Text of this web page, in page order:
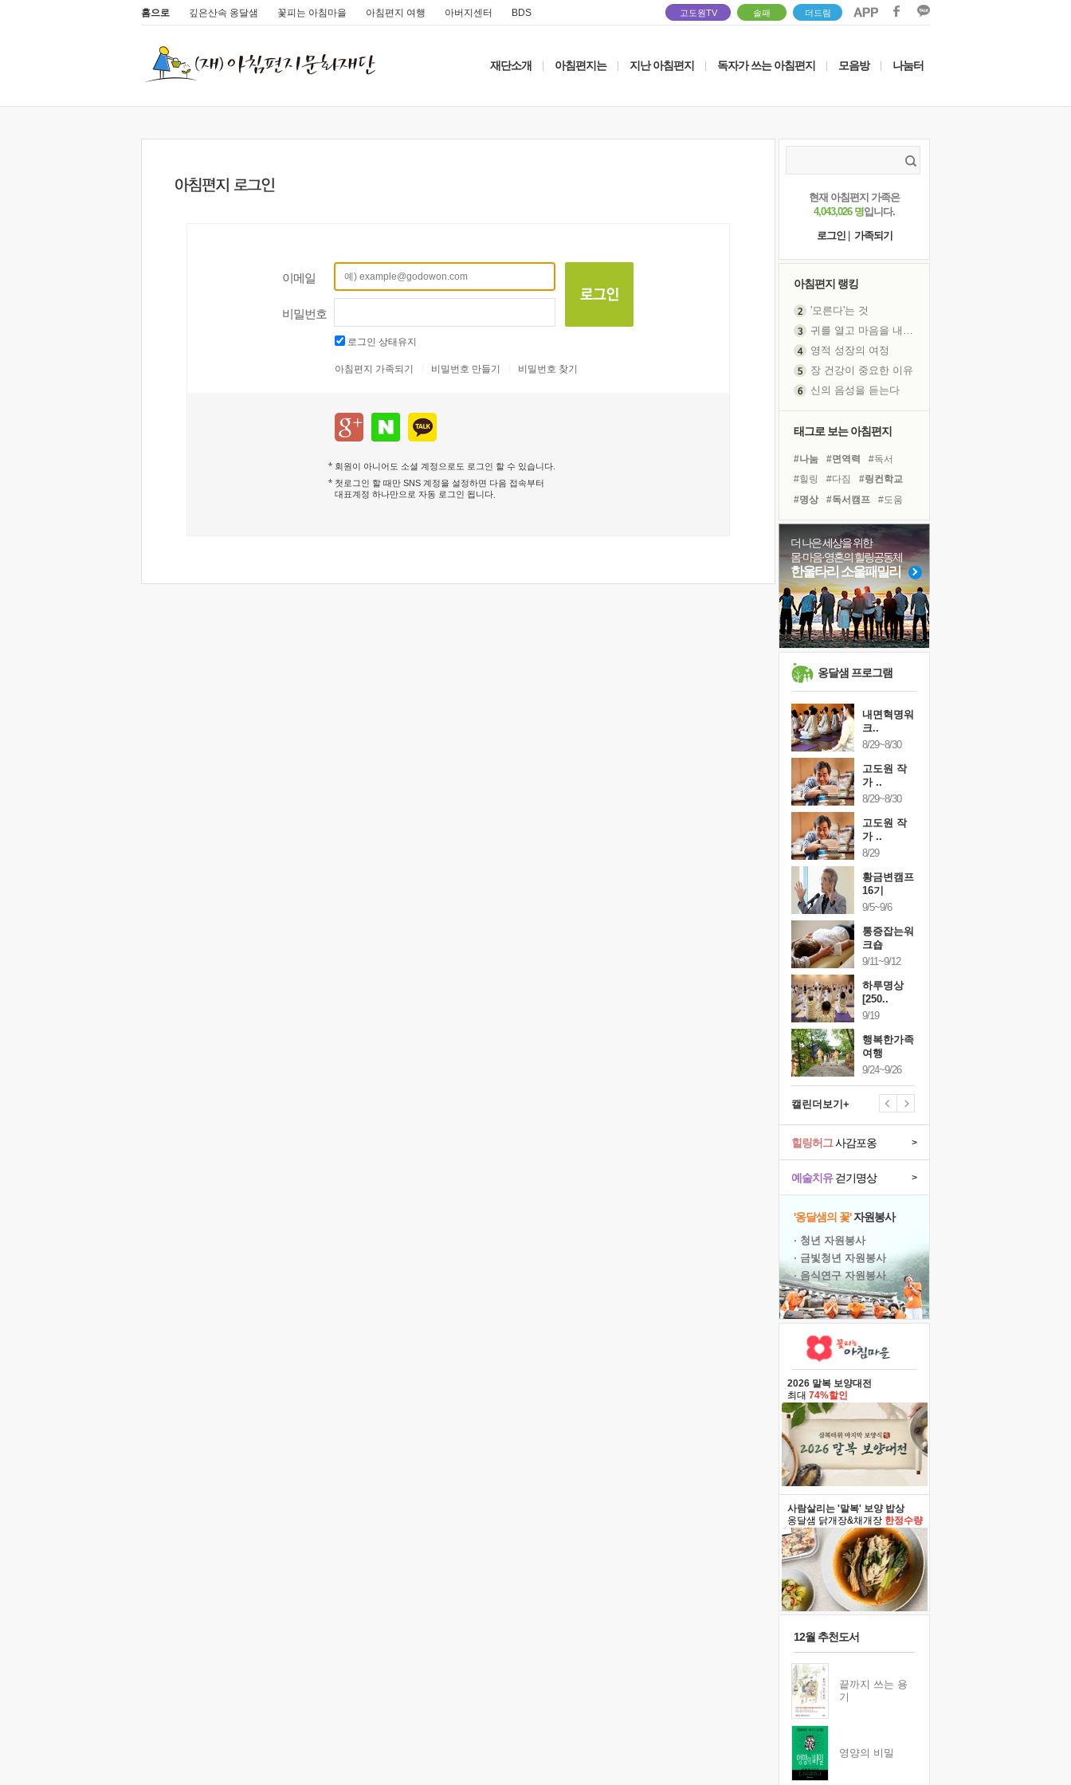
홈으로 깊은산속 옹달샘 꽃피는 아침마을 아침편지 여행 아버지센터 BDS 고도원TV 솔패 더드림
재단소개 아침편지는 지난 아침편지 독자가 쓰는 아침편지 모음방 나눔터
이메일
비밀번호
로그인 상태유지
아침편지 가족되기 비밀번호 만들기 비밀번호 찾기
회원이 아니어도 소셜 계정으로도 로그인 할 수 있습니다.
첫로그인 할 때만 SNS 계정을 설정하면 다음 접속부터
대표계정 하나만으로 자동 로그인 됩니다
현재 아침편지 가족은
4,043,026 명입니다.
로그인
가족되기
아침편지 랭킹
'모른다'는 것
영적 성장의 여정
장 건강이 중요한 이유
신의 음성을 듣는다
극과 극의 양 끝단
꿈이 실제가 되는 것
'말 타는 법'을 먼저
졸업식 사진을 보며
극심한 변비, 어깨결림, 수면 장애
아픈 아버지를 위한 공간 설계
슬럼프
보고 싶은 어머니
유년 시절의 부산 영도 바다
못된 꼰대들
'모른다'는 것
태그로 보는 아침편지
#나눔 #면역력
#독서
#힐링
#다짐
#링컨학교
#명상
#독서캠프
#도움
#희망
#친구
#경험
#아이들
#위기
#리더
#유튜브
#바이러스
#삶
#사람
#극복 #선택
더 나은 세상을 위한
몸·마음·영혼의 힐링공동체
한울타리 소울패밀리
옹달샘 프로그램
내면혁명워
크..
8/29~8/30
고도원 작
가 ..
8/29~8/30
고도원 작
가 ..
8/29
황금변캠프
16기
9/5~9/6
통증잡는워
크숍
9/11~9/12
하루명상
[250..
9/19
행복한가족
여행
9/24~9/26
캘린더보기+
예술치유걷기명상 >
힐링허그사감포옹 >
'옹달샘의 꽃'자원봉사
· 청년 자원봉사
· 금빛청년 자원봉사
· 음식연구 자원봉사
2026 말복 보양대전
최대 74%할인
사람살리는 '말복' 보양 밥상
옹달샘 닭개장&채개장 한정수량
12월 추천도서
끝까지 쓰는 용
기
영양의 비밀